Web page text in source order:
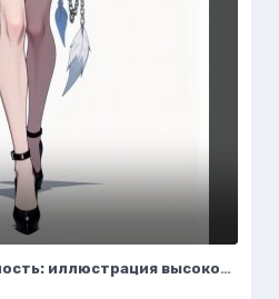
Демоническая элегантность: иллюстрация высокой моды в стиле фэнтези. Нейросеть Flux.1